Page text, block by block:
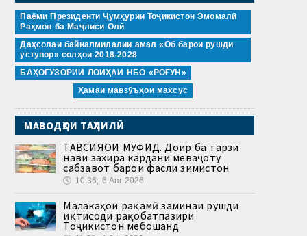
Паёми Президенти Ҷумҳурии Тоҷикистон Эмомалӣ
Раҳмон ба Маҷлиси Олӣ
Даҳсолаи байналмилалии амал «Об барои рушди
устувор» солҳои 2018-2028
БАҲОГУЗОРИИ ЛОИҲАИ НБО «РОҒУН»
Ҳамаи мавзӯъҳои махсус
МАВОДҲОИ ТАҲЛИЛӢ
ТАВСИЯҲОИ МУФИД. Доир ба тарзи
нави захира кардани меваҷоту
сабзавот барои фасли зимистон
🕔 10:36, 6.Авг 2026
Малакаҳои рақамӣ заминаи рушди
иқтисоди рақобатпазири
Тоҷикистон мебошанд